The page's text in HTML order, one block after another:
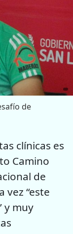
de
clínicas es
Camino
de
“este
y muy